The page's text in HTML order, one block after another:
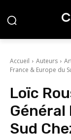
Accueil Auteurs
France & Europe du
Loïc
Général
Sud